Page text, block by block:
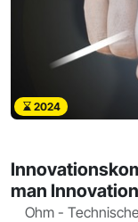
2024
man
Ohm - Technische